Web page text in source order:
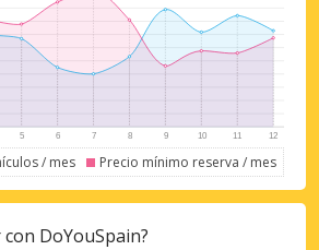
/ mes Precio mínimo reserva / mes
DoYouSpain?
Iniciar sesión con eLink